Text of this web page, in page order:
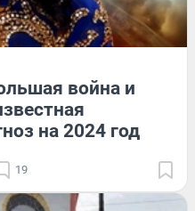
война и
на 2024 год
19